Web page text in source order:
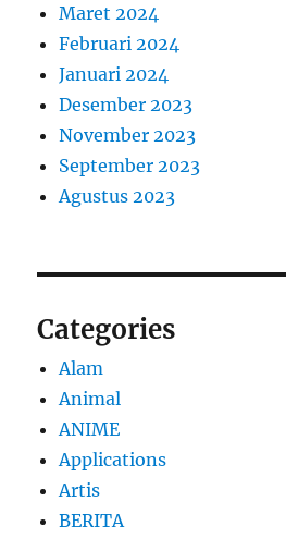
Maret 2024
Februari 2024
Januari 2024
Desember 2023
November 2023
September 2023
Agustus 2023
Categories
Alam
Animal
ANIME
Applications
Artis
BERITA